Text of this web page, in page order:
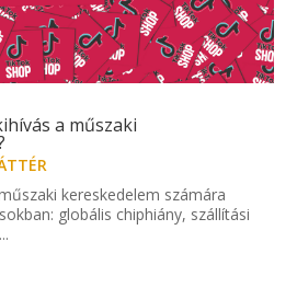
a műszaki
kereskedelem számára
globális chiphiány, szállítási